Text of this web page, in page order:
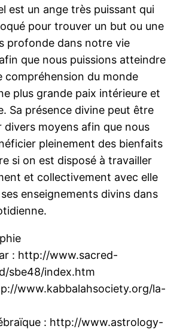
est un ange très puissant qui
pour trouver un but ou une
profonde dans notre vie
que nous puissions atteindre
compréhension du monde
plus grande paix intérieure et
Sa présence divine peut être
divers moyens afin que nous
pleinement des bienfaits
si on est disposé à travailler
et collectivement avec elle
enseignements divins dans
: http://www.sacred-
sbe48/index.htm
www.kabbalahsociety.org/la-
: http://www.astrology-